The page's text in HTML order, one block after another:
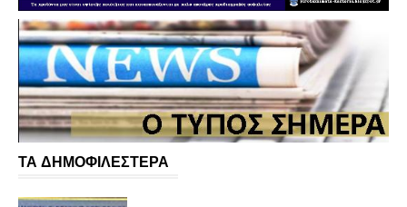
ΤΑ ΔΗΜΟΦΙΛΕΣΤΕΡΑ